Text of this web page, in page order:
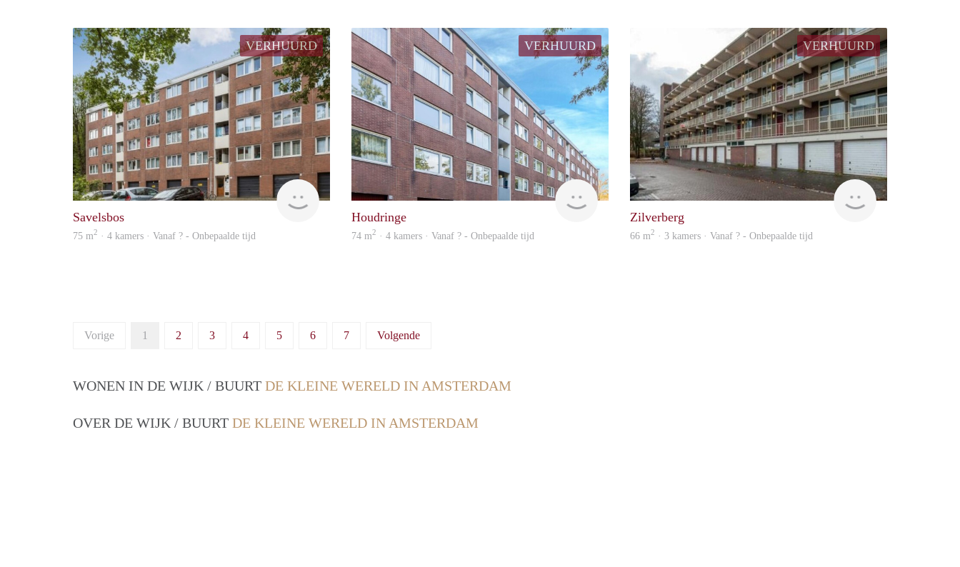
VERHUURD
rent
Savelsbos
75 m2 · 4 kamers · Vanaf ? - Onbepaalde tijd
VERHUURD
Woning
Houdringe
74 m2 · 4 kamers · Vanaf ? - Onbepaalde tijd
VERHUURD
Woning
Zilverberg
66 m2 · 3 kamers · Vanaf ? - Onbepaalde tijd
Vorige 1 2 3 4 5 6 7 Volgende
WONEN IN DE WIJK / BUURT DE KLEINE WERELD IN AMSTERDAM
OVER DE WIJK / BUURT DE KLEINE WERELD IN AMSTERDAM